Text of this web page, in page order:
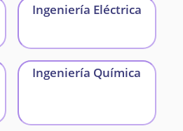
Ingeniería Eléctrica
Ingeniería Química